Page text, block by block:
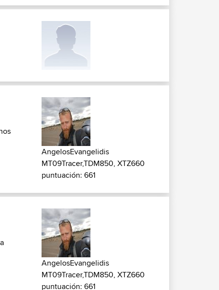
AngelosEvangelidis
MT09Tracer,TDM850, XTZ660
puntuación: 661
AngelosEvangelidis
MT09Tracer,TDM850, XTZ660
puntuación: 661